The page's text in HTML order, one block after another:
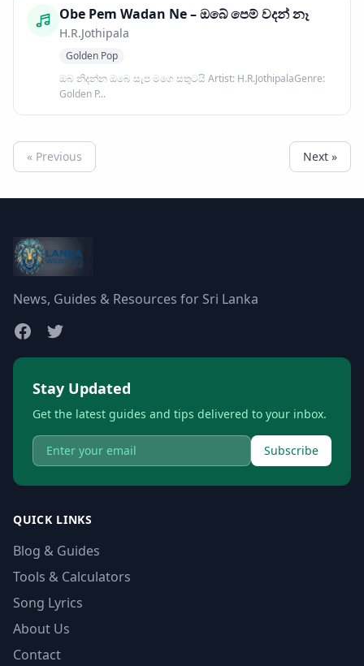
Obe Pem Wadan Ne – ඔබේ පෙම් වදන් නෑ
H.R.Jothipala
Golden Pop
ඔබ නිදන්න ඔබෙ සැප මගෙ සතුටයි Artist: H.R.JothipalaGenre:
Golden P...
« Previous Next »
News, Guides & Resources for Sri Lanka
Stay Updated
Get the latest guides and tips delivered to your inbox.
Subscribe
QUICK LINKS
Blog & Guides
Tools & Calculators
Song Lyrics
About Us
Contact